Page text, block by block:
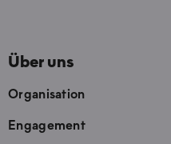
Über uns
Organisation
Engagement